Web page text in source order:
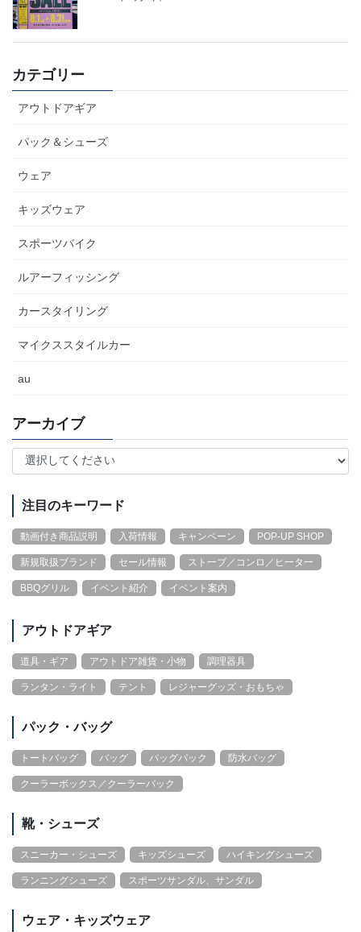
カテゴリー
アウトドアギア
パック＆シューズ
ウェア
キッズウェア
スポーツバイク
ルアーフィッシング
カースタイリング
マイクススタイルカー
au
アーカイブ
注目のキーワード
動画付き商品説明 入荷情報 キャンペーン POP-UP SHOP
新規取扱ブランド セール情報 ストーブ／コンロ／ヒーター
BBQグリル イベント紹介 イベント案内
アウトドアギア
道具・ギア アウトドア雑貨・小物 調理器具
ランタン・ライト テント レジャーグッズ・おもちゃ
パック・バッグ
トートバッグ バッグ バッグパック 防水バッグ
クーラーボックス／クーラーバック
靴・シューズ
スニーカー・シューズ キッズシューズ ハイキングシューズ
ランニングシューズ スポーツサンダル、サンダル
ウェア・キッズウェア